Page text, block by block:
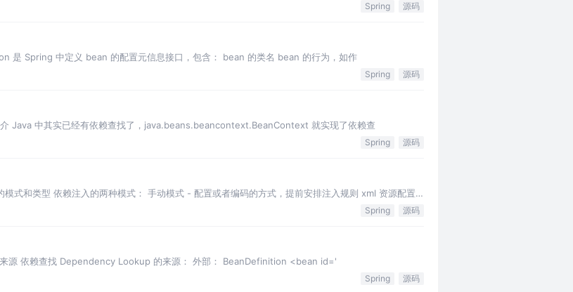
Spring 源码
是 Spring 中定义 bean 的配置元信息接口，包含： bean 的类名 bean 的行为，如作
Spring 源码
Java 中其实已经有依赖查找了，java.beans.beancontext.BeanContext 就实现了依赖查
Spring 源码
式和类型 依赖注入的两种模式： 手动模式 - 配置或者编码的方式，提前安排注入规则 xml 资源配置
Spring 源码
源 依赖查找 Dependency Lookup 的来源： 外部： BeanDefinition <bean id='
Spring 源码